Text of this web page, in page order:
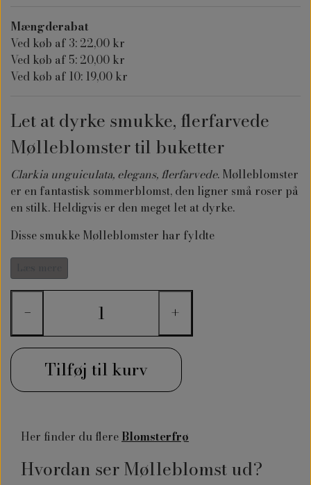
Mængderabat
Ved køb af 3: 22,00 kr
Ved køb af 5: 20,00 kr
Ved køb af 10: 19,00 kr
Let at dyrke smukke, flerfarvede
Mølleblomster til buketter
Clarkia unguiculata, elegans, flerfarvede. Mølleblomster
er en fantastisk sommerblomst, den ligner små roser på
en stilk. Heldigvis er den meget let at dyrke.
Disse smukke Mølleblomster har fyldte
− +
Tilføj til kurv
Her finder du flere Blomsterfrø
Hvordan ser Mølleblomst ud?